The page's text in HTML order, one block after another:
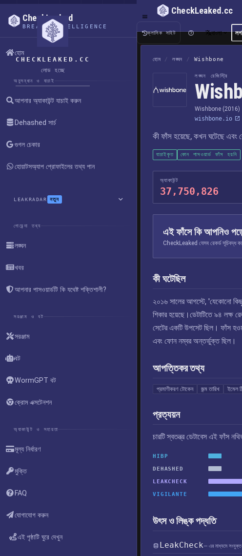
CHECKLEAKED.CC
লোড হচ্ছে
CheckLeaked
BREACH INTELLIGENCE
হোম
অনুসন্ধান ও যাচাই
আপনার অ্যাকাউন্ট যাচাই করুন
Dehashed সার্চ
গুগল চেকার
হোয়াটসঅ্যাপ প্রোফাইলের তথ্য পান
LEAKRADAR নতুন
গোয়েন্দা তথ্য
লঙ্ঘন
খবর
আপনার পাসওয়ার্ডটি কি যথেষ্ট শক্তিশালী?
সরঞ্জাম ও বট
সরঞ্জাম
বট
WormGPT বট
ক্রোম এক্সটেনশন
অ্যাকাউন্ট ও সহায়তা
মূল্য নির্ধারণ
মুক্তি
FAQ
যোগাযোগ করুন
এই পৃষ্ঠাটি ঘুরে দেখুন
CheckLeaked.cc
ক্লাসিক সাইট বাংলা
হোম / লঙ্ঘন / Wishbone
লঙ্ঘন রেজিস্ট্রি
Wishbone (2016)
wishbone.io
কী ফাঁস হয়েছে, কখন ঘটেছে এবং
যাচাইকৃত কোন পাসওয়ার্ড ফাঁস হয়নি
অ্যাকাউন্ট
37,750,826
এই ফাঁসে কি আপনিও
CheckLeaked যেসব রেকর্ড সূচিবদ্ধ
কী ঘটেছিল
২০১৬ সালের আগস্টে, 'যেকোনো
শিকার হয়েছে।ডেটাটিতে ৯৪ লক্ষ
সেটের একটি উপসেট ছিল। ফাঁস
এবং ফোন নম্বর অন্তর্ভুক্ত ছিল।
আপত্তিকর তথ্য
প্রমাণীকরণ টোকেন জন্ম তারিখ ইমেল
প্রত্যয়ন
চারটি স্বতন্ত্র ডেটাবেস এই ফাঁস
HIBP
DEHASHED
LEAKCHECK
VIGILANTE
উৎস ও লিঙ্ক পদ্ধতি
LeakCheck— এর মাধ্যমে সংযুক্ত